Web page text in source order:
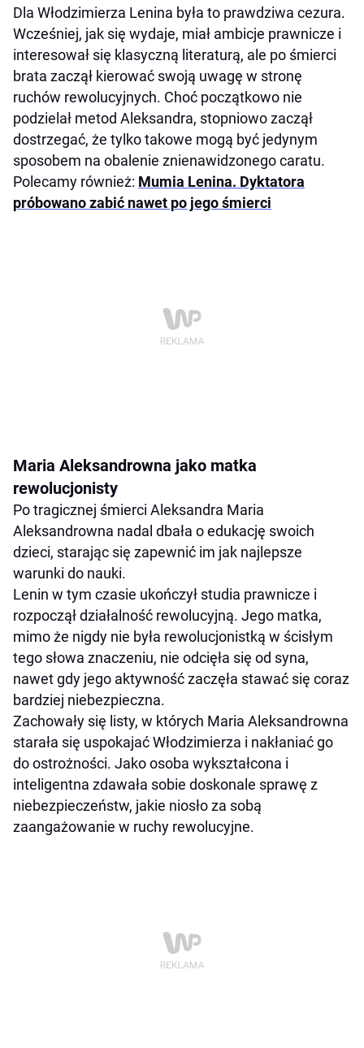
Dla Włodzimierza Lenina była to prawdziwa cezura.
Wcześniej, jak się wydaje, miał ambicje prawnicze i
interesował się klasyczną literaturą, ale po śmierci
brata zaczął kierować swoją uwagę w stronę
ruchów rewolucyjnych. Choć początkowo nie
podzielał metod Aleksandra, stopniowo zaczął
dostrzegać, że tylko takowe mogą być jedynym
sposobem na obalenie znienawidzonego caratu.
Polecamy również: Mumia Lenina. Dyktatora
próbowano zabić nawet po jego śmierci
Maria Aleksandrowna jako matka
rewolucjonisty
Po tragicznej śmierci Aleksandra Maria
Aleksandrowna nadal dbała o edukację swoich
dzieci, starając się zapewnić im jak najlepsze
warunki do nauki.
Lenin w tym czasie ukończył studia prawnicze i
rozpoczął działalność rewolucyjną. Jego matka,
mimo że nigdy nie była rewolucjonistką w ścisłym
tego słowa znaczeniu, nie odcięła się od syna,
nawet gdy jego aktywność zaczęła stawać się coraz
bardziej niebezpieczna.
Zachowały się listy, w których Maria Aleksandrowna
starała się uspokajać Włodzimierza i nakłaniać go
do ostrożności. Jako osoba wykształcona i
inteligentna zdawała sobie doskonale sprawę z
niebezpieczeństw, jakie niosło za sobą
zaangażowanie w ruchy rewolucyjne.